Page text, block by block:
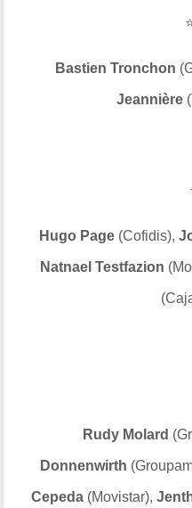
Bastien Tronchon
Jeannière
Hugo Page (Cofidis),
Natnael Testfazion
Rudy Molard
Donnenwirth
Cepeda(Movistar),